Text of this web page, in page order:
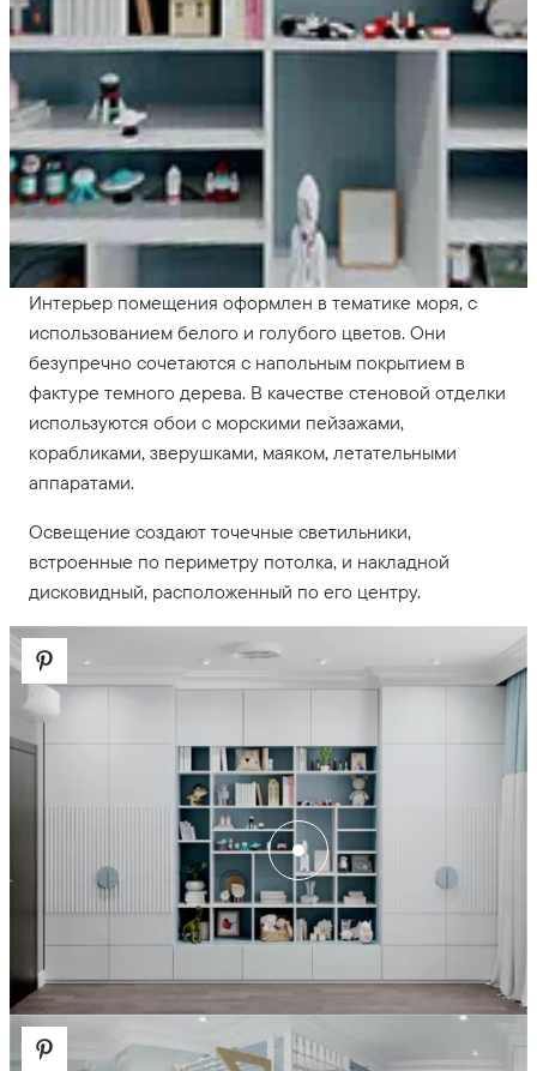
Интерьер помещения оформлен в тематике моря, с
использованием белого и голубого цветов. Они
безупречно сочетаются с напольным покрытием в
фактуре темного дерева. В качестве стеновой отделки
используются обои с морскими пейзажами,
корабликами, зверушками, маяком, летательными
аппаратами.
Освещение создают точечные светильники,
встроенные по периметру потолка, и накладной
дисковидный, расположенный по его центру.